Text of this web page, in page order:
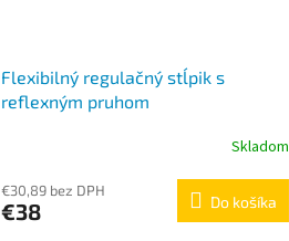
Flexibilný regulačný stĺpik s
reflexným pruhom
produktu
je
Skladom
€30,89 bez DPH
€38 Do košíka